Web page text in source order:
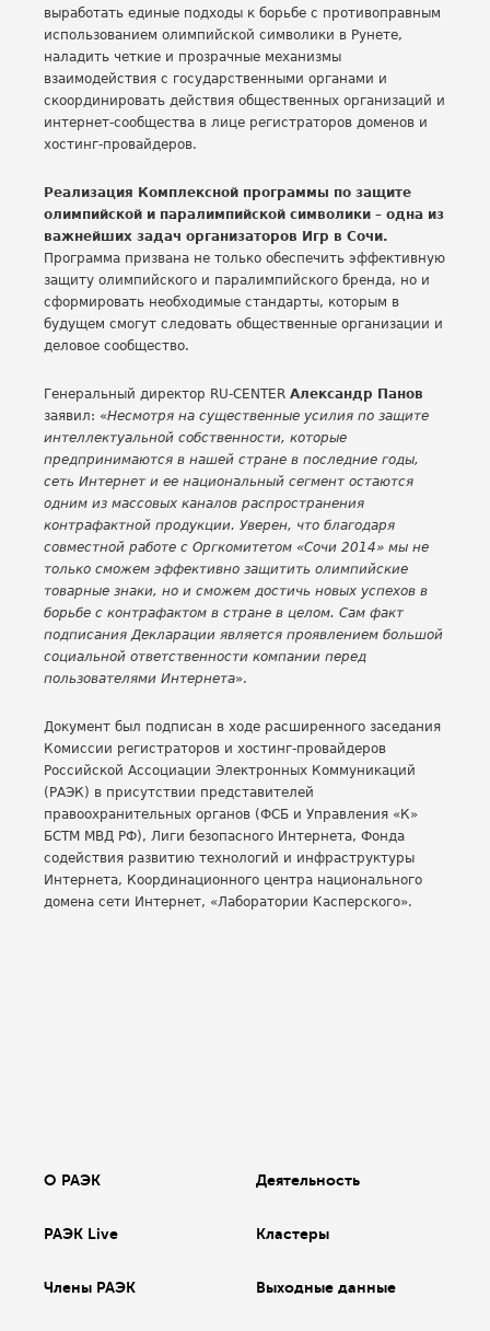
выработать единые подходы к борьбе с противоправным
использованием олимпийской символики в Рунете,
наладить четкие и прозрачные механизмы
взаимодействия с государственными органами и
скоординировать действия общественных организаций и
интернет-сообщества в лице регистраторов доменов и
хостинг-провайдеров.
Реализация Комплексной программы по защите
олимпийской и паралимпийской символики – одна из
важнейших задач организаторов Игр в Сочи.
Программа призвана не только обеспечить эффективную
защиту олимпийского и паралимпийского бренда, но и
сформировать необходимые стандарты, которым в
будущем смогут следовать общественные организации и
деловое сообщество.
Генеральный директор RU-CENTER Александр Панов
заявил: «Несмотря на существенные усилия по защите
интеллектуальной собственности, которые
предпринимаются в нашей стране в последние годы,
сеть Интернет и ее национальный сегмент остаются
одним из массовых каналов распространения
контрафактной продукции. Уверен, что благодаря
совместной работе с Оргкомитетом «Сочи 2014» мы не
только сможем эффективно защитить олимпийские
товарные знаки, но и сможем достичь новых успехов в
борьбе с контрафактом в стране в целом. Сам факт
подписания Декларации является проявлением большой
социальной ответственности компании перед
пользователями Интернета».
Документ был подписан в ходе расширенного заседания
Комиссии регистраторов и хостинг-провайдеров
Российской Ассоциации Электронных Коммуникаций
(РАЭК) в присутствии представителей
правоохранительных органов (ФСБ и Управления «К»
БСТМ МВД РФ), Лиги безопасного Интернета, Фонда
содействия развитию технологий и инфраструктуры
Интернета, Координационного центра национального
домена сети Интернет, «Лаборатории Касперского».
О РАЭК Деятельность
РАЭК Live Кластеры
Члены РАЭК Выходные данные